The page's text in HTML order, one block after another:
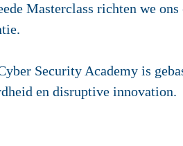
Masterclass richten we
Security Academy is
en disruptive innovation.